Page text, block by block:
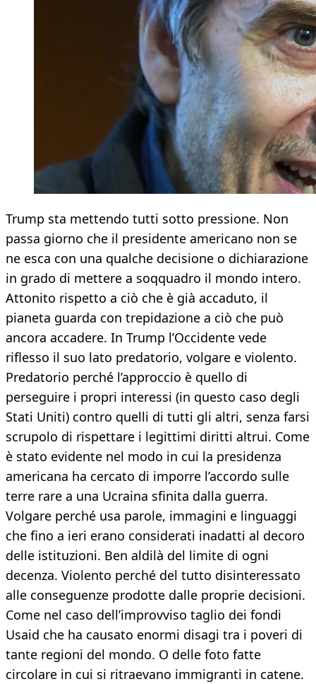
Trump sta mettendo tutti sotto pressione. Non
passa giorno che il presidente americano non se
ne esca con una qualche decisione o dichiarazione
in grado di mettere a soqquadro il mondo intero.
Attonito rispetto a ciò che è già accaduto, il
pianeta guarda con trepidazione a ciò che può
ancora accadere. In Trump l’Occidente vede
riflesso il suo lato predatorio, volgare e violento.
Predatorio perché l’approccio è quello di
perseguire i propri interessi (in questo caso degli
Stati Uniti) contro quelli di tutti gli altri, senza farsi
scrupolo di rispettare i legittimi diritti altrui. Come
è stato evidente nel modo in cui la presidenza
americana ha cercato di imporre l’accordo sulle
terre rare a una Ucraina sfinita dalla guerra.
Volgare perché usa parole, immagini e linguaggi
che fino a ieri erano considerati inadatti al decoro
delle istituzioni. Ben aldilà del limite di ogni
decenza. Violento perché del tutto disinteressato
alle conseguenze prodotte dalle proprie decisioni.
Come nel caso dell’improvviso taglio dei fondi
Usaid che ha causato enormi disagi tra i poveri di
tante regioni del mondo. O delle foto fatte
circolare in cui si ritraevano immigranti in catene.